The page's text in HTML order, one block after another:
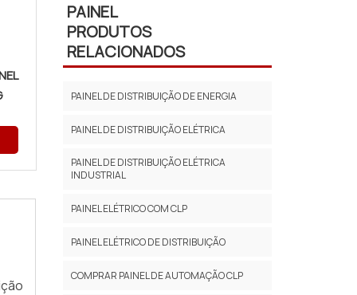
PAINEL
PRODUTOS
RELACIONADOS
PAINEL DE DISTRIBUIÇÃO DE ENERGIA
PAINEL DE DISTRIBUIÇÃO ELÉTRICA
PAINEL DE DISTRIBUIÇÃO ELÉTRICA
INDUSTRIAL
PAINEL ELÉTRICO COM CLP
PAINEL ELÉTRICO DE DISTRIBUIÇÃO
COMPRAR PAINEL DE AUTOMAÇÃO CLP